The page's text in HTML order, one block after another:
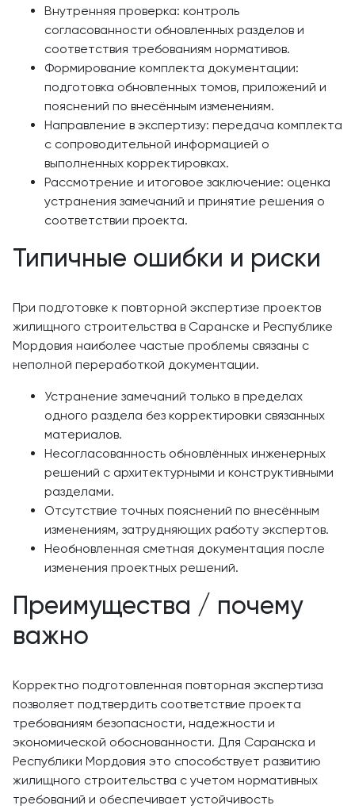
Внутренняя проверка: контроль
согласованности обновленных разделов и
соответствия требованиям нормативов.
Формирование комплекта документации:
подготовка обновленных томов, приложений и
пояснений по внесённым изменениям.
Направление в экспертизу: передача комплекта
с сопроводительной информацией о
выполненных корректировках.
Рассмотрение и итоговое заключение: оценка
устранения замечаний и принятие решения о
соответствии проекта.
Типичные ошибки и риски
При подготовке к повторной экспертизе проектов
жилищного строительства в Саранске и Республике
Мордовия наиболее частые проблемы связаны с
неполной переработкой документации.
Устранение замечаний только в пределах
одного раздела без корректировки связанных
материалов.
Несогласованность обновлённых инженерных
решений с архитектурными и конструктивными
разделами.
Отсутствие точных пояснений по внесённым
изменениям, затрудняющих работу экспертов.
Необновленная сметная документация после
изменения проектных решений.
Преимущества / почему
важно
Корректно подготовленная повторная экспертиза
позволяет подтвердить соответствие проекта
требованиям безопасности, надежности и
экономической обоснованности. Для Саранска и
Республики Мордовия это способствует развитию
жилищного строительства с учетом нормативных
требований и обеспечивает устойчивость